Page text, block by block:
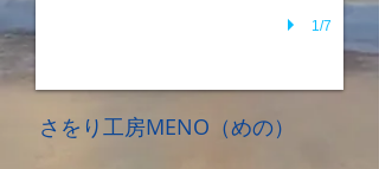
1/7
さをり工房MENO（めの）​